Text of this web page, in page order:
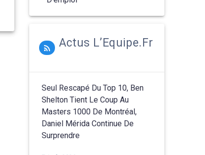
Actus L’Equipe.fr
Seul Rescapé Du Top 10, Ben
Shelton Tient Le Coup Au
Masters 1000 De Montréal,
Daniel Mérida Continue De
Surprendre